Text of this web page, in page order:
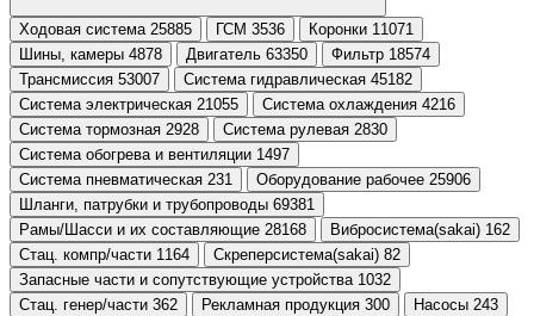
Ходовая система 25885 ГСМ 3536
Коронки 11071
Шины, камеры 4878
Двигатель 63350
Фильтр 18574
Трансмиссия 53007
Система гидравлическая 45182
Система электрическая 21055
Система охлаждения 4216
Система тормозная 2928
Система рулевая 2830
Система обогрева и вентиляции 1497
Система пневматическая 231
Оборудование рабочее 25906
Шланги, патрубки и трубопроводы 69381
Рамы/Шасси и их составляющие 28168
Вибросистема(sakai) 162
Стац. компр/части 1164
Скреперсистема(sakai) 82
Запасные части и сопутствующие устройства 1032
Стац. генер/части 362
Рекламная продукция 300 Насосы 243